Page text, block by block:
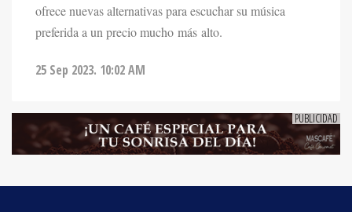
ofrece nuevas alternativas para escuchar su música
preferida a un precio mucho más alto.
25 Sep 2023. 10:02 AM